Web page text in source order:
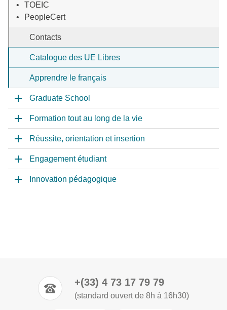
TOEIC
PeopleCert
Contacts
Catalogue des UE Libres
Apprendre le français
Graduate School
Formation tout au long de la vie
Réussite, orientation et insertion
Engagement étudiant
Innovation pédagogique
+(33) 4 73 17 79 79
(standard ouvert de 8h à 16h30)